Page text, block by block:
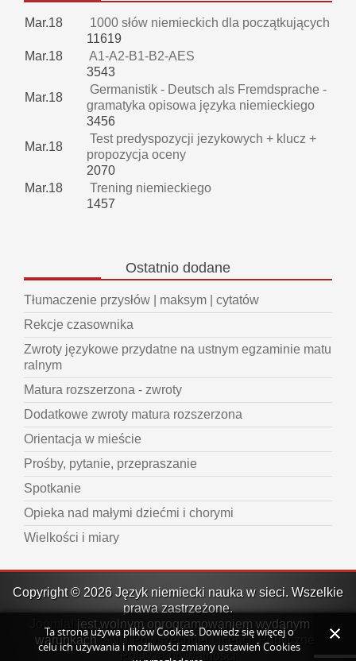
Mar.18
1000 słów niemieckich dla początkujących
11619
Mar.18
A1-A2-B1-B2-AES
3543
Mar.18
Germanistik - Deutsch als Fremdsprache -
gramatyka opisowa języka niemieckiego
3456
Mar.18
Test predyspozycji jezykowych + klucz +
propozycja oceny
2070
Mar.18
Trening niemieckiego
1457
Ostatnio dodane
Tłumaczenie przysłów | maksym | cytatów
Rekcje czasownika
Zwroty językowe przydatne na ustnym egzaminie matu
ralnym
Matura rozszerzona - zwroty
Dodatkowe zwroty matura rozszerzona
Orientacja w mieście
Prośby, pytanie, przepraszanie
Spotkanie
Opieka nad małymi dziećmi i chorymi
Wielkości i miary
Copyright © 2026 Język niemiecki nauka w sieci. Wszelkie
prawa zastrzeżone.
jest wolnym oprogramowaniem wydanym na
warunkachGNU Powszechnej Licencji Publicznej.
Polityka prywatności
Ta strona używa plików Cookies. Dowiedz się więcej o
celu ich używania i możliwości zmiany ustawień Cookies